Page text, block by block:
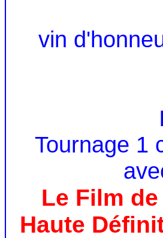
vin
Tournage 1
Le Film
Haute